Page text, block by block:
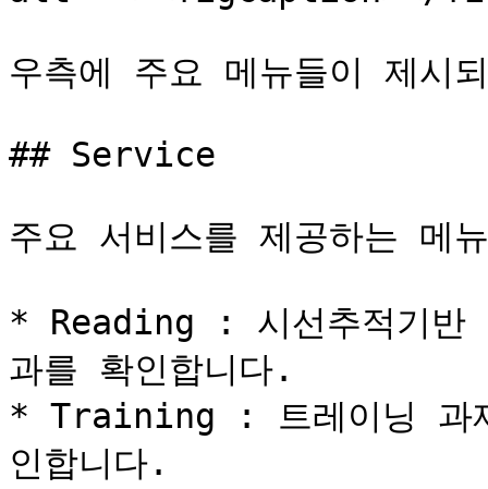
우측에 주요 메뉴들이 제시
## Service
주요 서비스를 제공하는 메
* Reading : 시선추적기반
과를 확인합니다.
* Training : 트레이닝 과
인합니다.